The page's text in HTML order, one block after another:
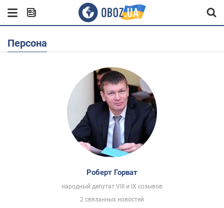
Персона
Роберт Горват
народный депутат VIII и IX созывов
2 связанных новостей